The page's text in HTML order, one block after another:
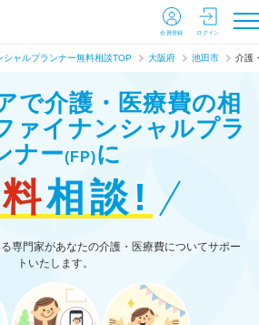
会員登録 ログイン
シャルプランナー無料相談TOP 大阪府 池田市 介護
で介護・医療費の相
ァイナンシャルプラ
ナー(FP)に
相談!
専門家があなたの介護・医療費についてサポー
トいたします。